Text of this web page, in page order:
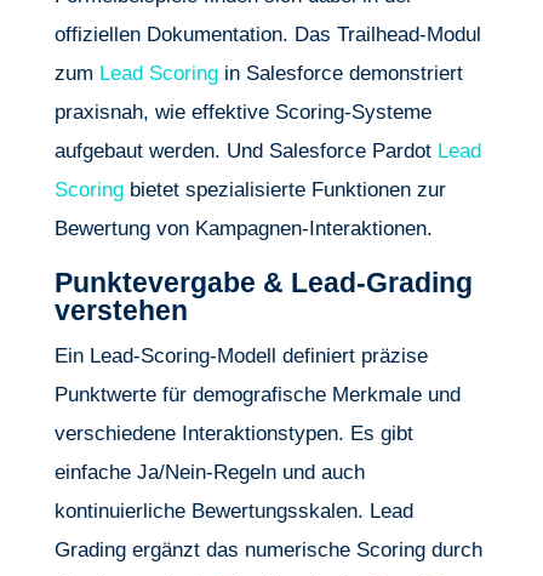
offiziellen Dokumentation. Das Trailhead-Modul
zum Lead Scoringin Salesforce demonstriert
praxisnah, wie effektive Scoring-Systeme
aufgebaut werden. Und Salesforce Pardot Lead
Scoringbietet spezialisierte Funktionen zur
Bewertung von Kampagnen-Interaktionen.
Punktevergabe & Lead-Grading
verstehen
Ein Lead-Scoring-Modell definiert präzise
Punktwerte für demografische Merkmale und
verschiedene Interaktionstypen. Es gibt
einfache Ja/Nein-Regeln und auch
kontinuierliche Bewertungsskalen. Lead
Grading ergänzt das numerische Scoring durch